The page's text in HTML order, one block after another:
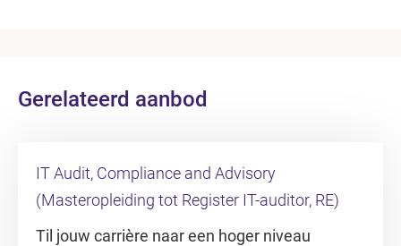
Gerelateerd aanbod
IT Audit, Compliance and Advisory
(Masteropleiding tot Register IT-auditor, RE)
Til jouw carrière naar een hoger niveau